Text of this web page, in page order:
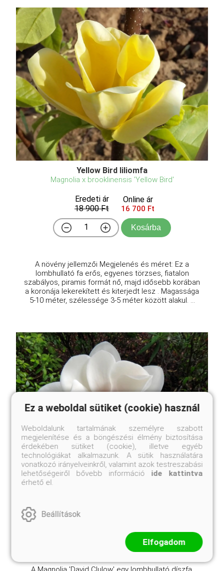
Yellow Bird liliomfa
Magnolia x brooklinensis 'Yellow Bird'
Eredeti ár
18 900 Ft
Online ár
16 700 Ft
Kosárba
A növény jellemzői Megjelenés és méret: Ez a
lombhullató fa erős, egyenes törzses, fiatalon
szabályos, piramis formát nő, majd idősebb korában
a koronája lekerekített és kiterjedt lesz . Magassága
5-10 méter, szélessége 3-5 méter között alakul. ...
David Clulow liliomfa
16 700 Ft
Kosárba
Ez a weboldal sütiket (cookie) használ
Weboldalunk tartalmának személyre szabott
megjelenítése és a böngészési élmény biztosítása
érdekében sütiket (cookie), illetve egyéb
technológiákat alkalmazunk. A sütik használatára
vonatkozó irányelveinkről, valamint azok testreszabási
lehetőségeiről bővebb információ ide kattintva
érhető el.
Beállítások
Elfogadom